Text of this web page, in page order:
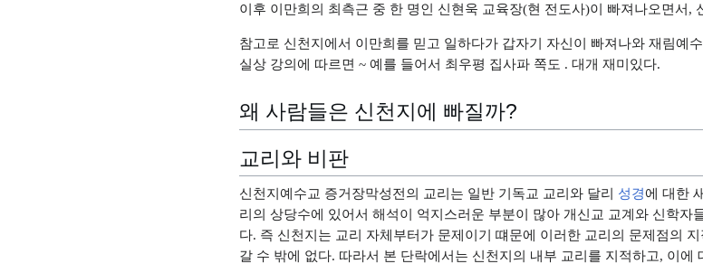
이후 이만희의 최측근 중 한 명인 신현욱 교육장(현 전도사)이 빠져나오면서,
참고로 신천지에서 이만희를 믿고 일하다가 갑자기 자신이 빠져나와 재림예
실상 강의에 따르면 ~ 예를 들어서 최우평 집사파 쪽도 . 대개 재미있다.
왜 사람들은 신천지에 빠질까?
교리와 비판
신천지예수교 증거장막성전의 교리는 일반 기독교 교리와 달리 성경에 대한
리의 상당수에 있어서 해석이 억지스러운 부분이 많아 개신교 교계와 신학자
다. 즉 신천지는 교리 자체부터가 문제이기 떄문에 이러한 교리의 문제점의
갈 수 밖에 없다. 따라서 본 단락에서는 신천지의 내부 교리를 지적하고, 이에